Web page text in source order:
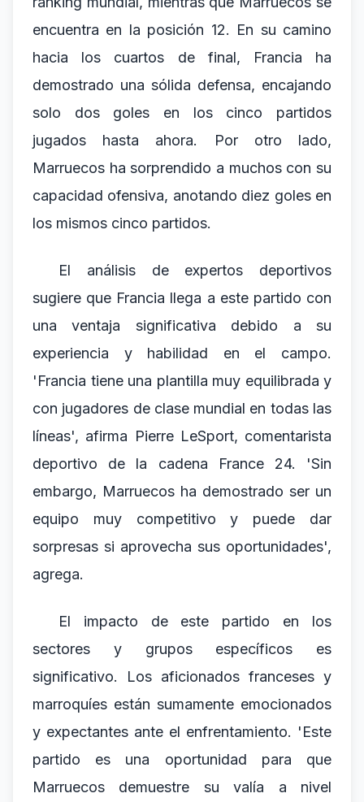
encuentra en la posición 12. En su camino
hacia los cuartos de final, Francia ha
demostrado una sólida defensa, encajando
solo dos goles en los cinco partidos
jugados hasta ahora. Por otro lado,
Marruecos ha sorprendido a muchos con su
capacidad ofensiva, anotando diez goles en
los mismos cinco partidos.
El análisis de expertos deportivos
sugiere que Francia llega a este partido con
una ventaja significativa debido a su
experiencia y habilidad en el campo.
'Francia tiene una plantilla muy equilibrada y
con jugadores de clase mundial en todas las
líneas', afirma Pierre LeSport, comentarista
deportivo de la cadena France 24. 'Sin
embargo, Marruecos ha demostrado ser un
equipo muy competitivo y puede dar
sorpresas si aprovecha sus oportunidades',
agrega.
El impacto de este partido en los
sectores y grupos específicos es
significativo. Los aficionados franceses y
marroquíes están sumamente emocionados
y expectantes ante el enfrentamiento. 'Este
partido es una oportunidad para que
Marruecos demuestre su valía a nivel